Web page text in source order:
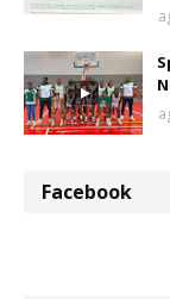
Facebook